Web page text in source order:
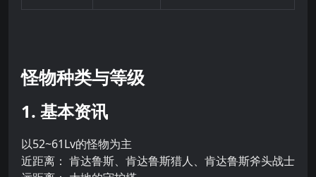
怪物种类与等级
1. 基本资讯
以52~61Lv的怪物为主
近距离： 肯达鲁斯、肯达鲁斯猎人、肯达鲁斯斧头战士